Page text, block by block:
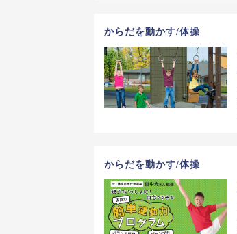
からだを動かす/体操
からだを動かす/体操